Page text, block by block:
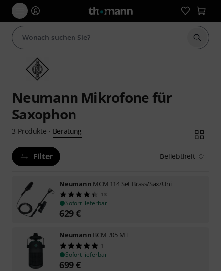
Suche
Neumann Mikrofone für
Saxophon
3 Produkte · Beratung
Filter Beliebtheit
Neumann MCM 114 Set Brass/Sax/Uni
13
Sofort lieferbar
629 €
Neumann BCM 705 MT
1
Sofort lieferbar
699 €